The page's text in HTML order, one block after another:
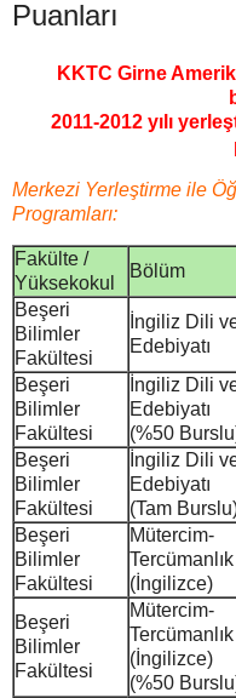
Puanları
KKTC Girne
2011-2012 yılı
Merkezi Yerleştirme ile
Programları:
Fakülte /
Yüksekokul
Bölüm
Beşeri
Bilimler
Fakültesi
İngiliz Dili
Edebiyatı
Beşeri
Bilimler
Fakültesi
İngiliz Dili
Edebiyatı
(%50
Beşeri
Bilimler
Fakültesi
İngiliz Dili
Edebiyatı
(Tam
Beşeri
Bilimler
Fakültesi
Mütercim-
Tercümanlık
(İngilizce)
Beşeri
Bilimler
Fakültesi
Mütercim-
Tercümanlık
(İngilizce)
(%50